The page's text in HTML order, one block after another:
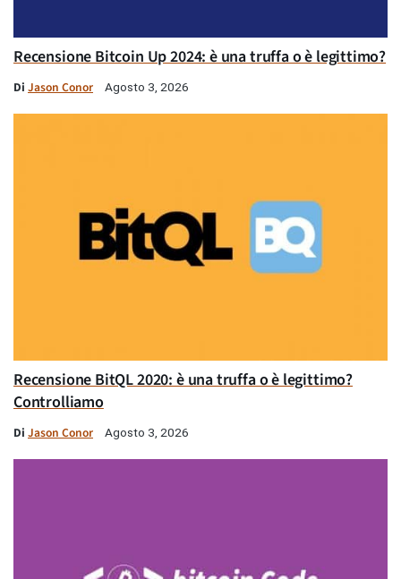
Recensione Bitcoin Up 2024: è una truffa o è legittimo?
Di Jason Conor Agosto 3, 2026
Recensione BitQL 2020: è una truffa o è legittimo?
Controlliamo
Di Jason Conor Agosto 3, 2026